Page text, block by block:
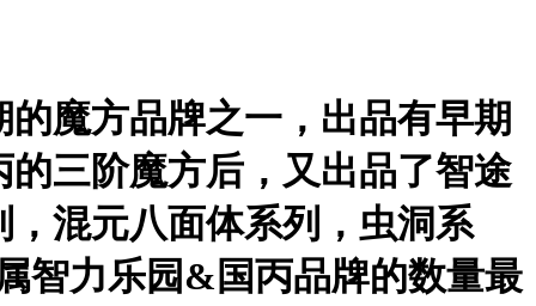
魔方品牌之一，出品有早期
三阶魔方后，又出品了智途
混元八面体系列，虫洞系
智力乐园&国丙品牌的数量最